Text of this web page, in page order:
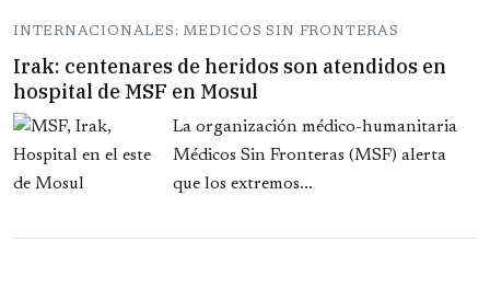
INTERNACIONALES: MEDICOS SIN FRONTERAS
Irak: centenares de heridos son atendidos en
hospital de MSF en Mosul
La organización médico-humanitaria
Médicos Sin Fronteras (MSF) alerta
que los extremos...